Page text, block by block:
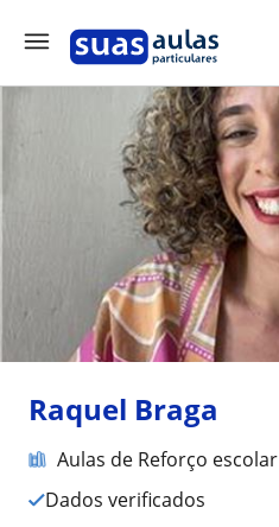
Raquel Braga
Aulas de Reforço escolar
Dados verificados